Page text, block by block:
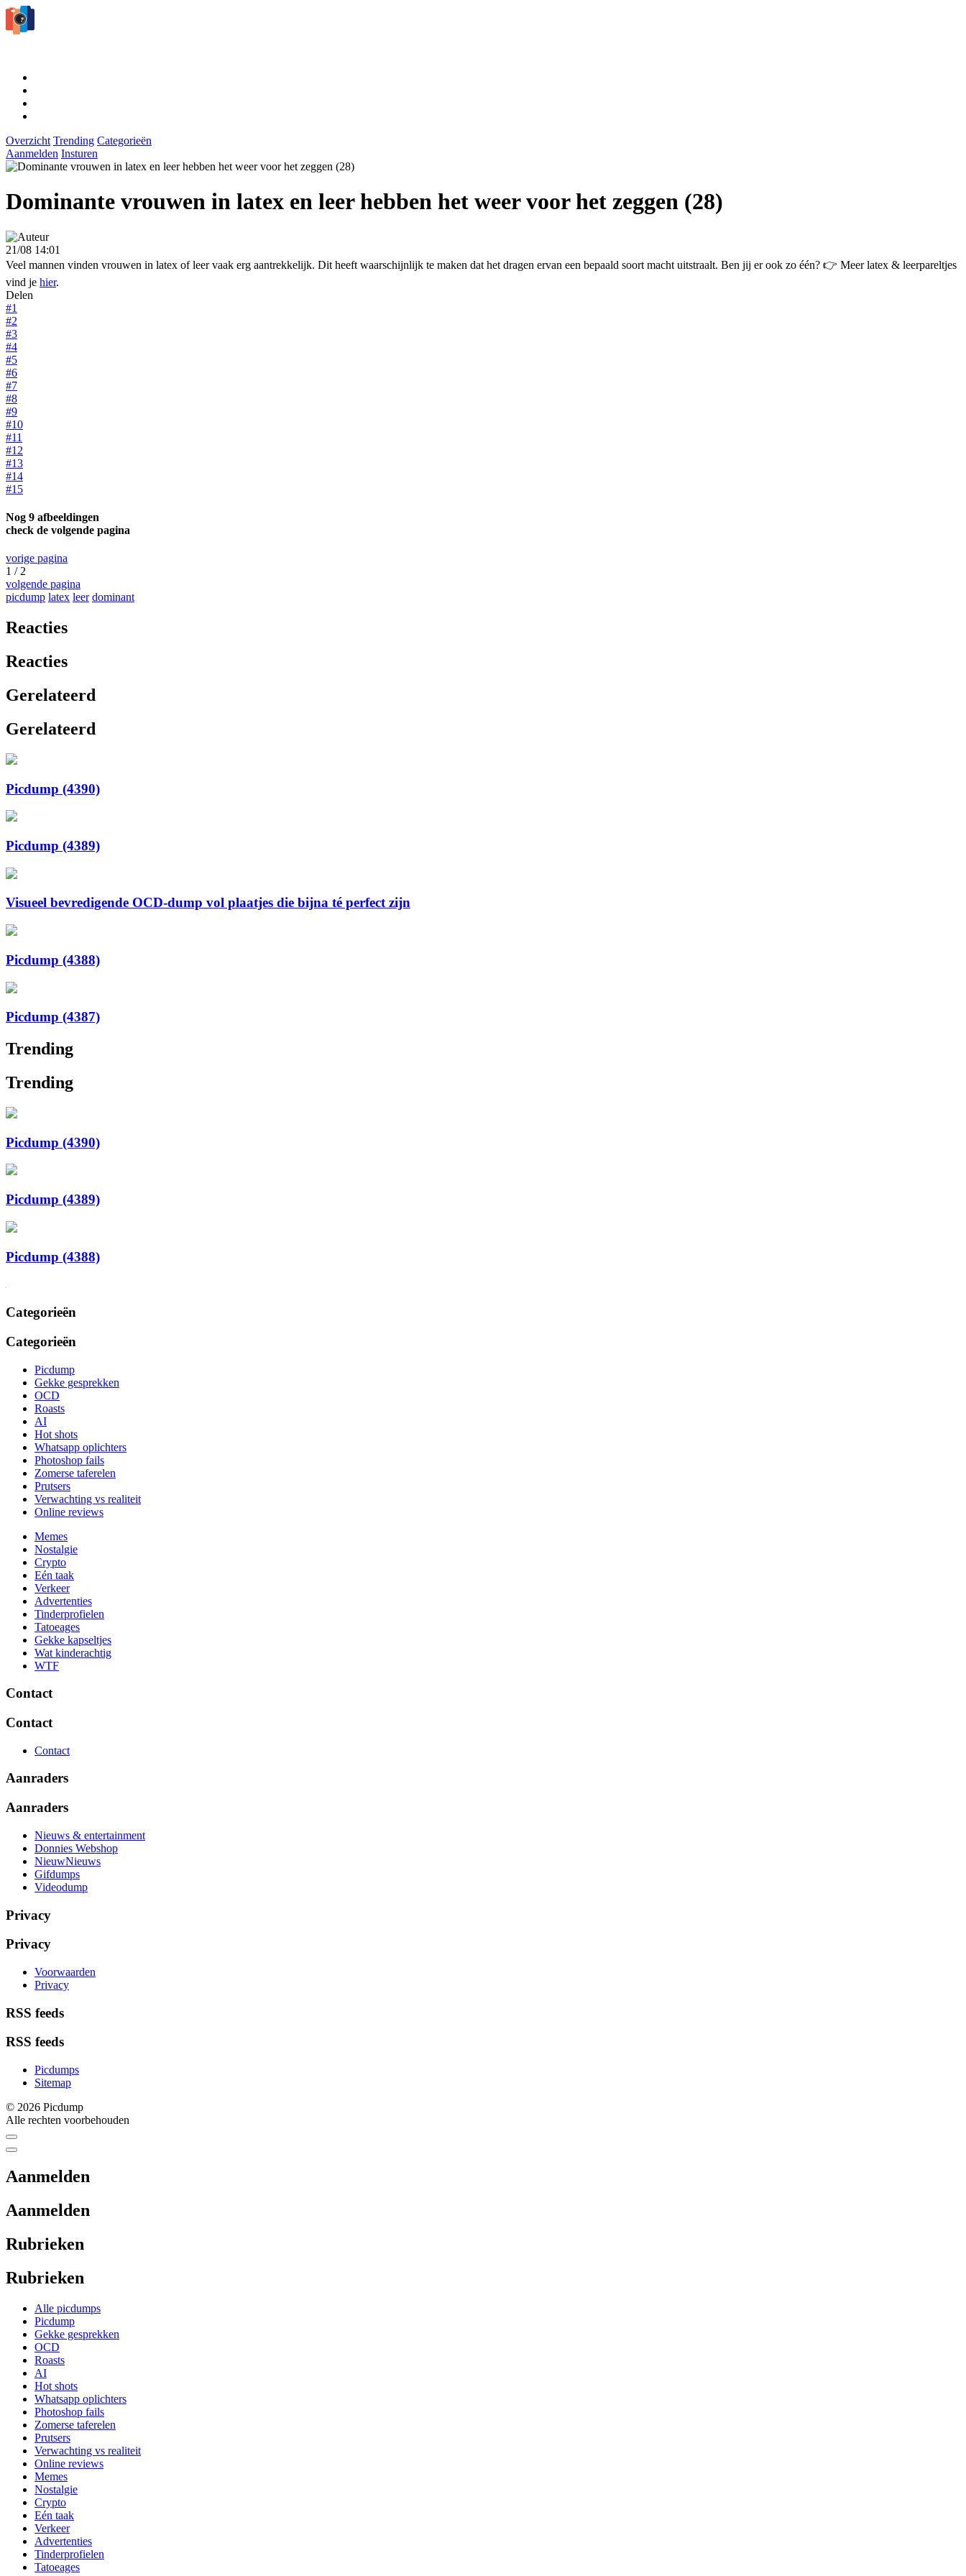
Overzicht Trending Categorieën
Aanmelden Insturen
Dominante vrouwen in latex en leer hebben het weer voor het zeggen (28)
21/08 14:01
Veel mannen vinden vrouwen in latex of leer vaak erg aantrekkelijk. Dit heeft waarschijnlijk te maken dat het dragen ervan een bepaald soort macht uitstraalt. Ben jij er ook zo één? 👉 Meer latex & leerpareltjes
vind je hier.
Delen
#1
#2
#3
#4
#5
#6
#7
#8
#9
#10
#11
#12
#13
#14
#15
Nog 9 afbeeldingen
check de volgende pagina
vorige pagina
1 / 2
volgende pagina
picdump latex leer dominant
Reacties
Reacties
Gerelateerd
Gerelateerd
Picdump (4390)
Picdump (4389)
Visueel bevredigende OCD-dump vol plaatjes die bijna té perfect zijn
Picdump (4388)
Picdump (4387)
Trending
Trending
Picdump (4390)
Picdump (4389)
Picdump (4388)
Categorieën
Categorieën
Picdump
Gekke gesprekken
OCD
Roasts
AI
Hot shots
Whatsapp oplichters
Photoshop fails
Zomerse taferelen
Prutsers
Verwachting vs realiteit
Online reviews
Memes
Nostalgie
Crypto
Eén taak
Verkeer
Advertenties
Tinderprofielen
Tatoeages
Gekke kapseltjes
Wat kinderachtig
WTF
Contact
Contact
Contact
Aanraders
Aanraders
Nieuws & entertainment
Donnies Webshop
NieuwNieuws
Gifdumps
Videodump
Privacy
Privacy
Voorwaarden
Privacy
RSS feeds
RSS feeds
Picdumps
Sitemap
© 2026 Picdump
Alle rechten voorbehouden
Aanmelden
Aanmelden
Rubrieken
Rubrieken
Alle picdumps
Picdump
Gekke gesprekken
OCD
Roasts
AI
Hot shots
Whatsapp oplichters
Photoshop fails
Zomerse taferelen
Prutsers
Verwachting vs realiteit
Online reviews
Memes
Nostalgie
Crypto
Eén taak
Verkeer
Advertenties
Tinderprofielen
Tatoeages